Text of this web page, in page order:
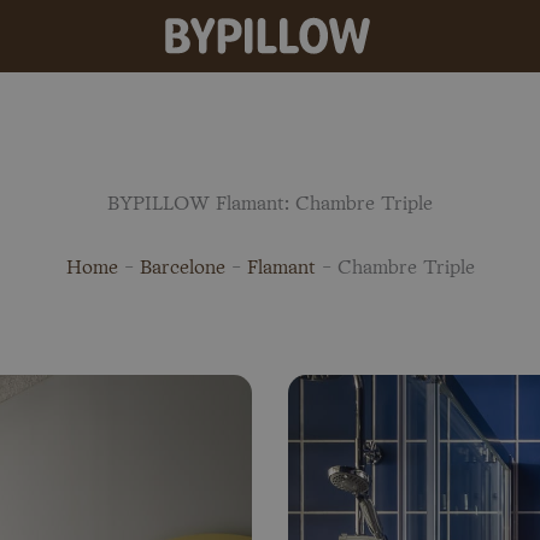
BYPILLOW Flamant: Chambre Triple
Home - Barcelone - Flamant - Chambre Triple